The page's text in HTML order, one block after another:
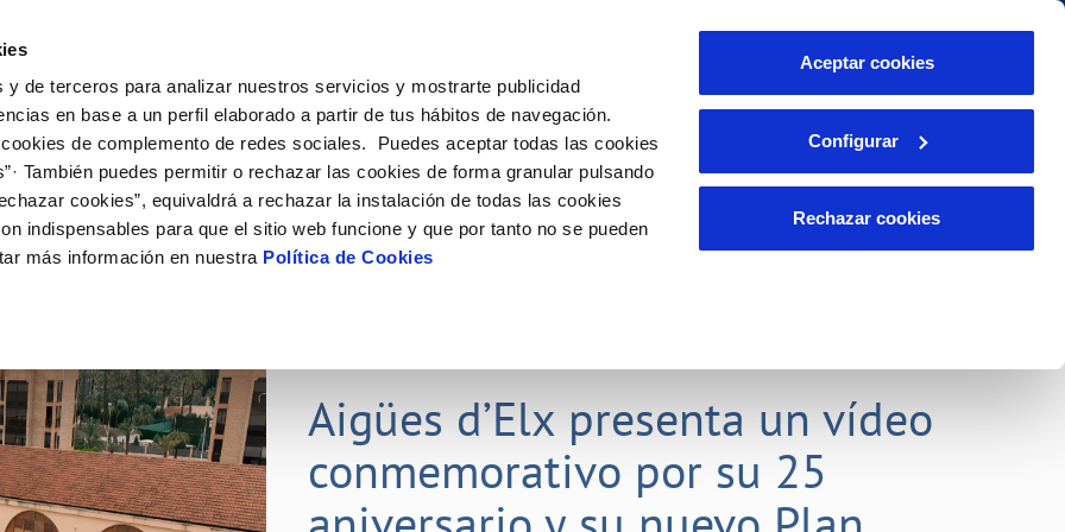
y de terceros para analizar nuestros servicios y mostrarte publicidad
en base a un perfil elaborado a partir de tus hábitos de navegación.
de complemento de redes sociales. Puedes aceptar todas las cookies
También puedes permitir o rechazar las cookies de forma granular pulsando
cookies”, equivaldrá a rechazar la instalación de todas las cookies
indispensables para que el sitio web funcione y que por tanto no se pueden
más información en nuestra Política de Cookies
Aceptar cookies
Configurar
Rechazar cookies
de titular
de suministro
MODIFICACIÓN DE DATOS
Actualizar datos bancarios
Actualizar datos de domicilio
INCIDENCIAS
Comunica anomalías o posibles
VER TODAS LAS GESTIONES
Tu Servicio
AL CLIENTE
contacto
y afectaciones
e impresos
COMPROMISO DE SERVICIO
Carta de compromisos
Customer Counsel (Defensa del cliente)
Tu Agua
del agua
consumidor
CUIDADOS DEL AGUA
Consejos de ahorro
Depósitos comunitarios
Conócenos
DE GESTIÓN Y CERTIFICADOS
MEDIDAS ANTIFRAUDE
PERFIL DEL CONTRATANTE
Plataforma de contratación del sector
público
Portal del proveedor
PORTAL DE TRANSPARENCIA
Nuestro Compromiso Área de clientes Se abre en otra
Aigües d’Elx presenta un vídeo
conmemorativo por su 25